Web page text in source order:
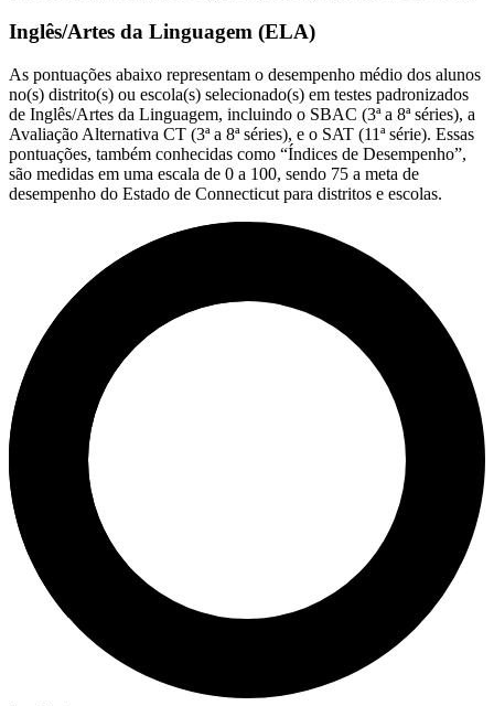
Inglês/Artes da Linguagem (ELA)
As pontuações abaixo representam o desempenho médio dos alunos
no(s) distrito(s) ou escola(s) selecionado(s) em testes padronizados
de Inglês/Artes da Linguagem, incluindo o SBAC (3ª a 8ª séries), a
Avaliação Alternativa CT (3ª a 8ª séries), e o SAT (11ª série). Essas
pontuações, também conhecidas como “Índices de Desempenho”,
são medidas em uma escala de 0 a 100, sendo 75 a meta de
desempenho do Estado de Connecticut para distritos e escolas.